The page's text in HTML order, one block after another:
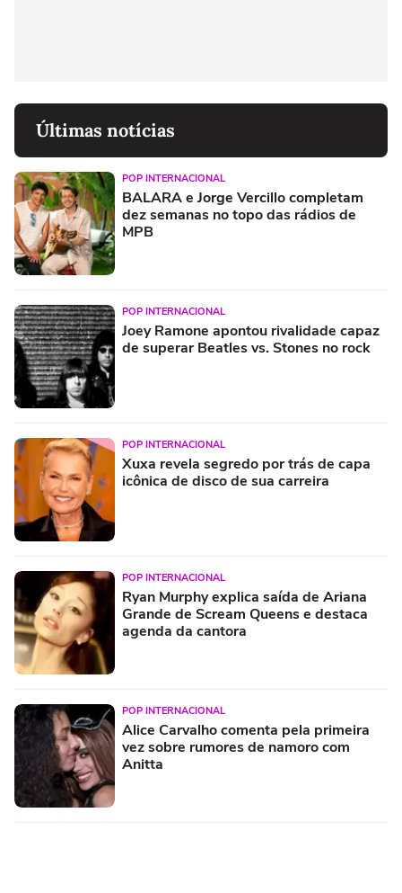
Últimas notícias
POP INTERNACIONAL
BALARA e Jorge Vercillo completam
dez semanas no topo das rádios de
MPB
POP INTERNACIONAL
Joey Ramone apontou rivalidade capaz
de superar Beatles vs. Stones no rock
POP INTERNACIONAL
Xuxa revela segredo por trás de capa
icônica de disco de sua carreira
POP INTERNACIONAL
Ryan Murphy explica saída de Ariana
Grande de Scream Queens e destaca
agenda da cantora
POP INTERNACIONAL
Alice Carvalho comenta pela primeira
vez sobre rumores de namoro com
Anitta